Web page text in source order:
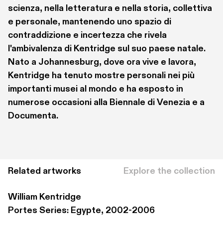
scienza, nella letteratura e nella storia, collettiva
e personale, mantenendo uno spazio di
contraddizione e incertezza che rivela
l'ambivalenza di Kentridge sul suo paese natale.
Nato a Johannesburg, dove ora vive e lavora,
Kentridge ha tenuto mostre personali nei più
importanti musei al mondo e ha esposto in
numerose occasioni alla Biennale di Venezia e a
Documenta.
Related artworks Explore the collection
William Kentridge
Portes Series: Egypte, 2002-2006